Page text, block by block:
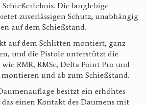
Die langlebige
zuverlässigen Schutz, unabhängig
auf dem Schießstand.
auf dem Schlitten montiert, ganz
und die Pistole unterstützt die
RMR, RMSc, Delta Point Pro und
und ab zum Schießstand.
besitzt ein erhöhtes
einen Kontakt des Daumens mit